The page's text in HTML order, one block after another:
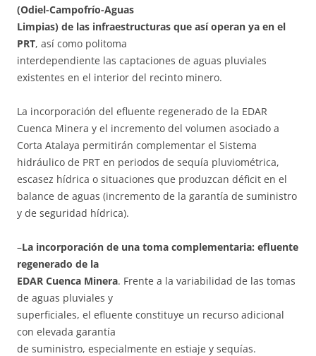
(Odiel-Campofrío-Aguas
Limpias) de las infraestructuras que así operan ya en el
PRT, así como politoma
interdependiente las captaciones de aguas pluviales
existentes en el interior del recinto minero.
La incorporación del efluente regenerado de la EDAR
Cuenca Minera y el incremento del volumen asociado a
Corta Atalaya permitirán complementar el Sistema
hidráulico de PRT en periodos de sequía pluviométrica,
escasez hídrica o situaciones que produzcan déficit en el
balance de aguas (incremento de la garantía de suministro
y de seguridad hídrica).
–La incorporación de una toma complementaria: efluente
regenerado de la
EDAR Cuenca Minera. Frente a la variabilidad de las tomas
de aguas pluviales y
superficiales, el efluente constituye un recurso adicional
con elevada garantía
de suministro, especialmente en estiaje y sequías.